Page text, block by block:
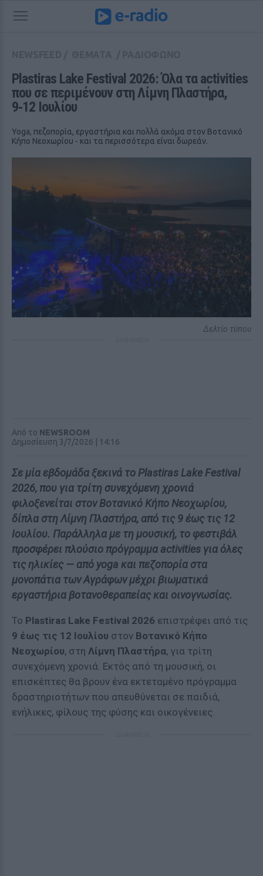
Plastiras Lake Festival 2026: Όλα τα activities
που σε περιμένουν στη Λίμνη Πλαστήρα,
9‑12 Ιουλίου
Yoga, πεζοπορία, εργαστήρια και πολλά ακόμα στον Βοτανικό
Κήπο Νεοχωρίου - και τα περισσότερα είναι δωρεάν.
Δελτίο τύπου
Από το NEWSROOM
Δημοσίευση 3/7/2026 | 14:16
Σε μία εβδομάδα ξεκινά το Plastiras Lake Festival
2026, που για τρίτη συνεχόμενη χρονιά
φιλοξενείται στον Βοτανικό Κήπο Νεοχωρίου,
δίπλα στη Λίμνη Πλαστήρα, από τις 9 έως τις 12
Ιουλίου. Παράλληλα με τη μουσική, το φεστιβάλ
προσφέρει πλούσιο πρόγραμμα activities για όλες
τις ηλικίες — από yoga και πεζοπορία στα
μονοπάτια των Αγράφων μέχρι βιωματικά
εργαστήρια βοτανοθεραπείας και οινογνωσίας.
Το Plastiras Lake Festival 2026 επιστρέφει από τις
9 έως τις 12 Ιουλίου στον Βοτανικό Κήπο
Νεοχωρίου, στη Λίμνη Πλαστήρα, για τρίτη
συνεχόμενη χρονιά. Εκτός από τη μουσική, οι
επισκέπτες θα βρουν ένα εκτεταμένο πρόγραμμα
δραστηριοτήτων που απευθύνεται σε παιδιά,
ενήλικες, φίλους της φύσης και οικογένειες.